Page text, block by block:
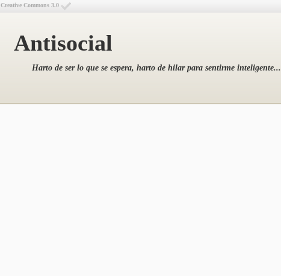
Creative Commons 3.0
Antisocial
Harto de ser lo que se espera, harto de hilar para sentirme inteligente...